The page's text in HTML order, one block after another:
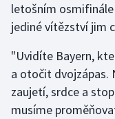
Lyže a snowboard
Motorsport
Olympijské hry
letošním
jediné vítězství jim
"Uvidíte Bayern,
a otočit dvojzápas.
zaujetí, srdce a
musíme